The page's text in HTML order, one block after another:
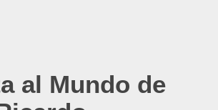
al Mundo de